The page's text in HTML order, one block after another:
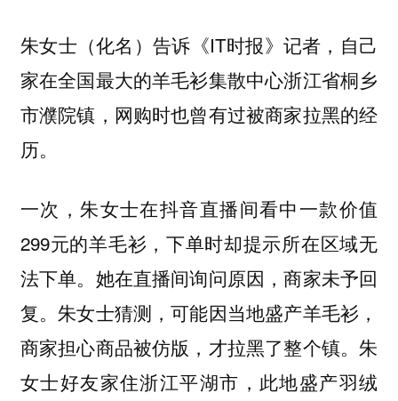
朱女士（化名）告诉《IT时报》记者，自己
家在全国最大的羊毛衫集散中心浙江省桐乡
市濮院镇，网购时也曾有过被商家拉黑的经
历。
一次，朱女士在抖音直播间看中一款价值
299元的羊毛衫，下单时却提示所在区域无
法下单。她在直播间询问原因，商家未予回
复。朱女士猜测，可能因当地盛产羊毛衫，
商家担心商品被仿版，才拉黑了整个镇。朱
女士好友家住浙江平湖市，此地盛产羽绒